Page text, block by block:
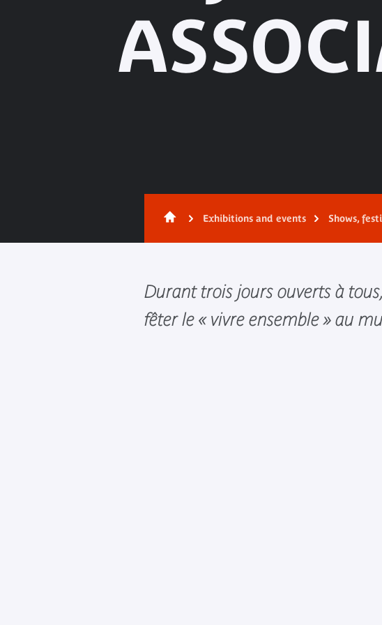
Exhibitions and events Shows,
Durant trois jours ouverts à
fêter le « vivre ensemble » au